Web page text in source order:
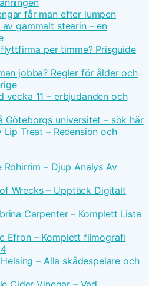
får man efter lumpen
av gammalt stearin – en
per timme? Prisguide
jobba? Regler för ålder och
vecka 11 – erbjudanden och
Göteborgs universitet – sök här
Lip Treat – Recension och
Rohirrim – Djup Analys Av
Wrecks – Upptäck Digitalt
Carpenter – Komplett Lista
Efron – Komplett filmografi
– Alla skådespelare och